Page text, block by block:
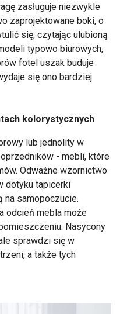
zasługuje niezwykle
zaprojektowane boki, o
się, czytając ulubioną
typowo biurowych,
fotel uszak buduje
się ono bardziej
kolorystycznych
lub jednolity w
- mebli, które
Odważne wzornictwo
dotyku tapicerki
na samopoczucie.
odcień mebla może
Nasycony
sprawdzi się w
a także tych